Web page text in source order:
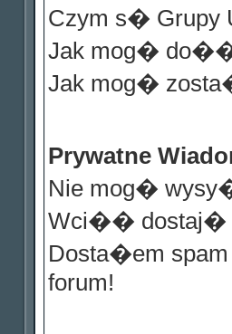
Czym s�
Jak mog�
Jak mog�
Prywatne
Nie mog�
Wci�� dostaj�
Dosta�em
forum!